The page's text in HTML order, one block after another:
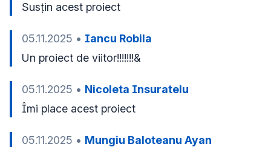
Susțin acest proiect
05.11.2025 • Iancu Robila
Un proiect de viitor!!!!!!!&
05.11.2025 • Nicoleta Insuratelu
Îmi place acest proiect
05.11.2025 • Mungiu Baloteanu Ayan